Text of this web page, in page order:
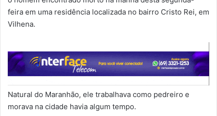
feira em uma residência localizada no bairro Cristo Rei, em
Vilhena.
Natural do Maranhão, ele trabalhava como pedreiro e
morava na cidade havia algum tempo.